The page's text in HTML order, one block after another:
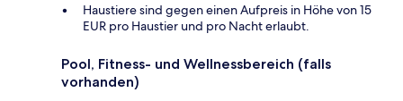
Haustiere sind gegen einen Aufpreis in Höhe von 15
EUR pro Haustier und pro Nacht erlaubt.
Pool, Fitness- und Wellnessbereich (falls
vorhanden)